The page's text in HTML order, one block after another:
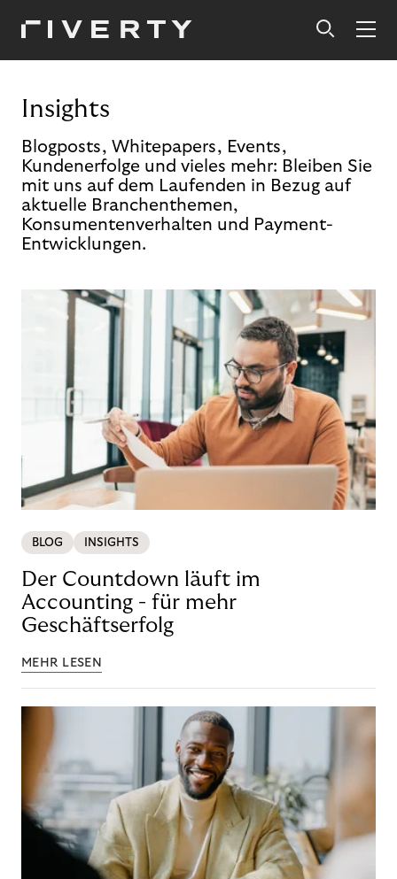
Insights
Blogposts, Whitepapers, Events,
Kundenerfolge und vieles mehr: Bleiben Sie
mit uns auf dem Laufenden in Bezug auf
aktuelle Branchenthemen,
Konsumentenverhalten und Payment-
Entwicklungen.
BLOG INSIGHTS
Der Countdown läuft im
Accounting - für mehr
Geschäftserfolg
MEHR LESEN